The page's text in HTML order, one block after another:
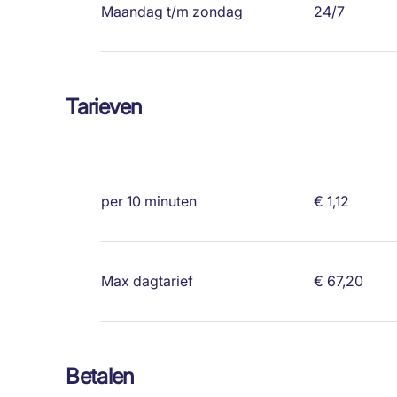
Maandag t/m zondag 24/7
Tarieven
per 10 minuten € 1,12
Max dagtarief € 67,20
Betalen